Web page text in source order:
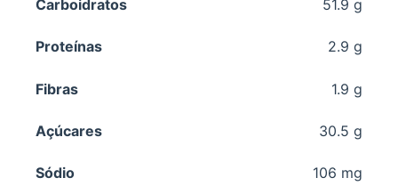
Carboidratos 51.9 g
Proteínas 2.9 g
Fibras 1.9 g
Açúcares 30.5 g
Sódio 106 mg